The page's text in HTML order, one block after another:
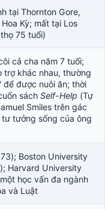
tại Thornton Gore,
Kỳ; mất tại Los
75 tuổi)
cả cha năm 7 tuổi;
trợ khác nhau, thường
để được nuôi ăn; thời
sách Self-Help (Tự
Smiles trên gác
tưởng sống của ông
Boston University
Harvard University
học vấn đa ngành
và Luật